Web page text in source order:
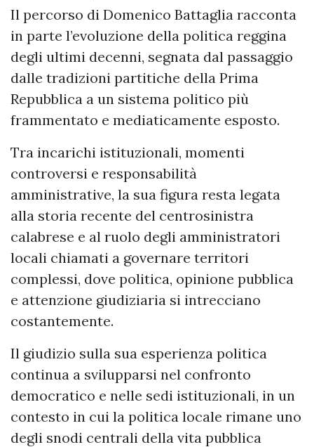
Il percorso di Domenico Battaglia racconta
in parte l’evoluzione della politica reggina
degli ultimi decenni, segnata dal passaggio
dalle tradizioni partitiche della Prima
Repubblica a un sistema politico più
frammentato e mediaticamente esposto.
Tra incarichi istituzionali, momenti
controversi e responsabilità
amministrative, la sua figura resta legata
alla storia recente del centrosinistra
calabrese e al ruolo degli amministratori
locali chiamati a governare territori
complessi, dove politica, opinione pubblica
e attenzione giudiziaria si intrecciano
costantemente.
Il giudizio sulla sua esperienza politica
continua a svilupparsi nel confronto
democratico e nelle sedi istituzionali, in un
contesto in cui la politica locale rimane uno
degli snodi centrali della vita pubblica